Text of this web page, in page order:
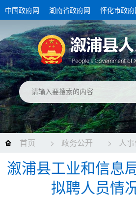
中国政府网 湖南省政府网 怀化市政府
首页 > 政务公开 > 人
录
溆浦县工业和信息
拟聘人员情